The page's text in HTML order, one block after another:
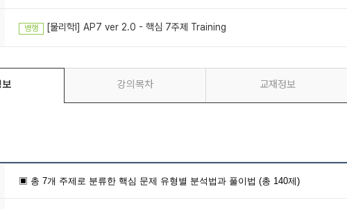
병행 [물리학l] AP7 ver 2.0 - 핵심 7주제 Training
강의목차 교재정보
▣ 총 7개 주제로 분류한 핵심 문제 유형별 분석법과 풀이법 (총 140제)